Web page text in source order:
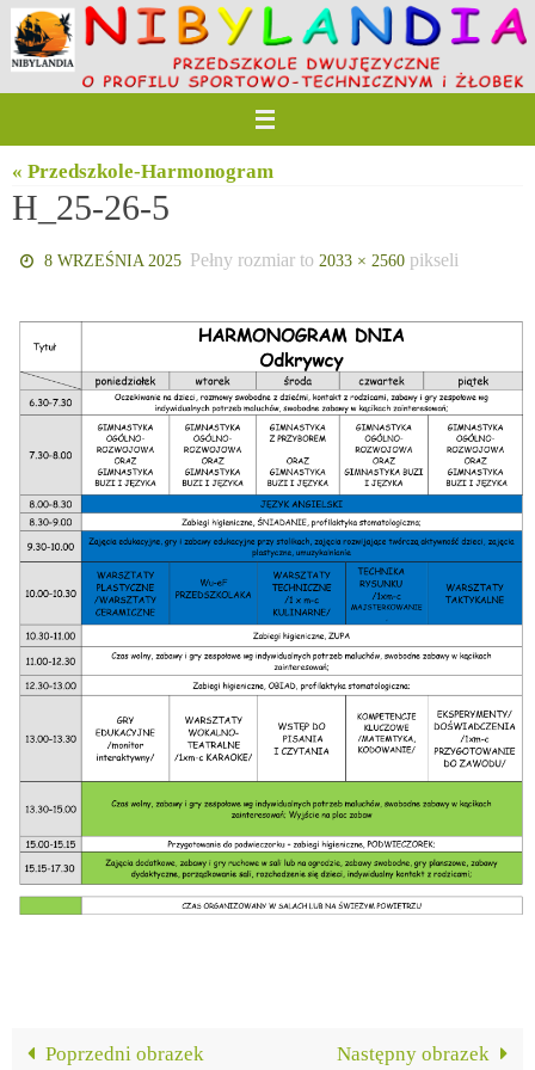
Przejdź
do
treści
« Przedszkole-Harmonogram
H_25-26-5
8 WRZEŚNIA 2025 Pełny rozmiar to 2033 × 2560 pikseli
Poprzedni obrazek Następny obrazek